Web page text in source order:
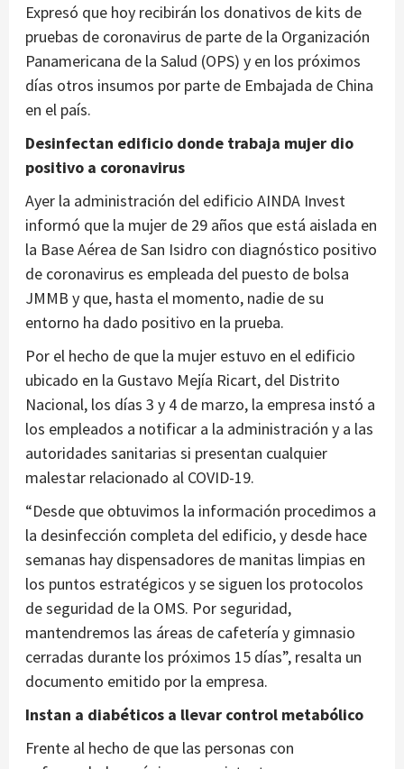
Expresó que hoy recibirán los donativos de kits de
pruebas de coronavirus de parte de la Organización
Panamericana de la Salud (OPS) y en los próximos
días otros insumos por parte de Embajada de China
en el país.
Desinfectan edificio donde trabaja mujer dio
positivo a coronavirus
Ayer la administración del edificio AINDA Invest
informó que la mujer de 29 años que está aislada en
la Base Aérea de San Isidro con diagnóstico positivo
de coronavirus es empleada del puesto de bolsa
JMMB y que, hasta el momento, nadie de su
entorno ha dado positivo en la prueba.
Por el hecho de que la mujer estuvo en el edificio
ubicado en la Gustavo Mejía Ricart, del Distrito
Nacional, los días 3 y 4 de marzo, la empresa instó a
los empleados a notificar a la administración y a las
autoridades sanitarias si presentan cualquier
malestar relacionado al COVID-19.
“Desde que obtuvimos la información procedimos a
la desinfección completa del edificio, y desde hace
semanas hay dispensadores de manitas limpias en
los puntos estratégicos y se siguen los protocolos
de seguridad de la OMS. Por seguridad,
mantendremos las áreas de cafetería y gimnasio
cerradas durante los próximos 15 días”, resalta un
documento emitido por la empresa.
Instan a diabéticos a llevar control metabólico
Frente al hecho de que las personas con